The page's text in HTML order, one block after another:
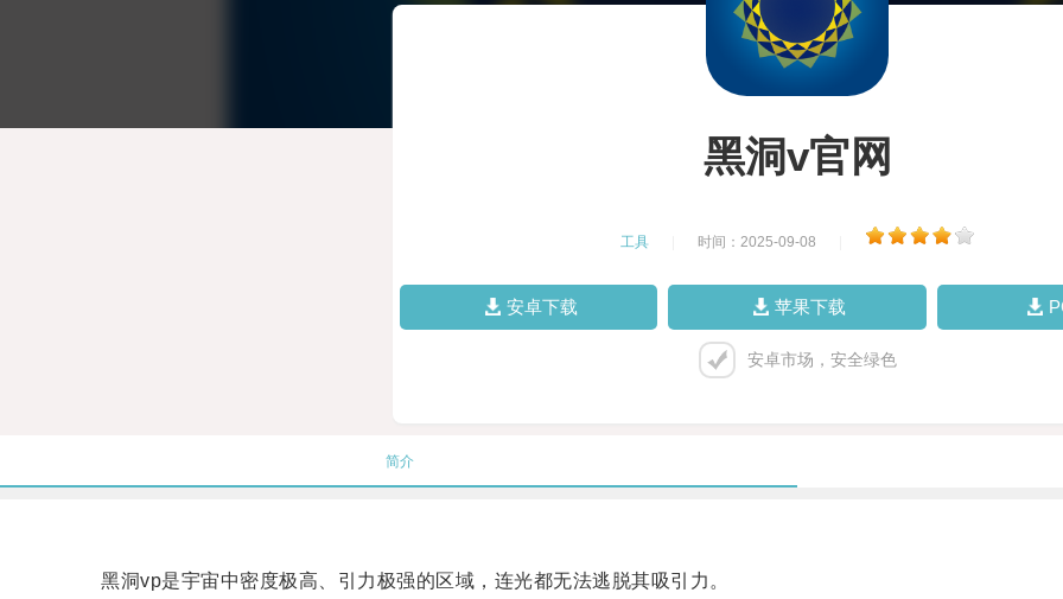
黑洞v官网
工具 时间：2025-09-08
安卓下载 苹果下载
安卓市场，安全绿色
简介
黑洞vp是宇宙中密度极高、引力极强的区域，连光都无法逃脱其吸引力。